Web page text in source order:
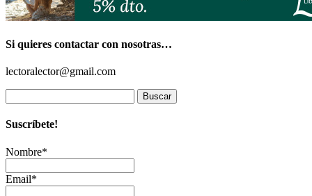
Si quieres contactar con nosotras…
lectoralector@gmail.com
Suscríbete!
Nombre*
Email*